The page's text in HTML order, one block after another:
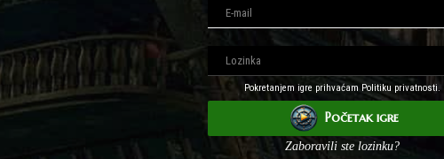
Pokretanjem igre prihvaćam Politiku privatnosti.
Početak igre
Zaboravili ste lozinku?